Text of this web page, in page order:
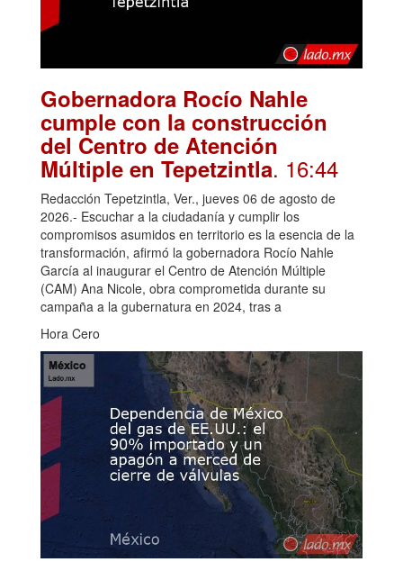
Gobernadora Rocío Nahle
cumple con la construcción
del Centro de Atención
Múltiple en Tepetzintla. 16:44
Redacción Tepetzintla, Ver., jueves 06 de agosto de
2026.- Escuchar a la ciudadanía y cumplir los
compromisos asumidos en territorio es la esencia de la
transformación, afirmó la gobernadora Rocío Nahle
García al inaugurar el Centro de Atención Múltiple
(CAM) Ana Nicole, obra comprometida durante su
campaña a la gubernatura en 2024, tras a
Hora Cero